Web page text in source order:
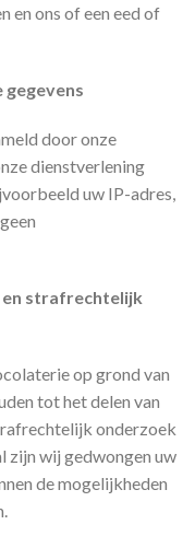
en ons of een eed of
door onze
dienstverlening
uw IP-adres,
en strafrechtelijk
op grond van
tot het delen van
onderzoek
zijn wij gedwongen uw
de mogelijkheden